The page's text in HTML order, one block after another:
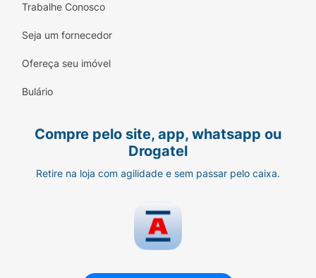
Trabalhe Conosco
Seja um fornecedor
Ofereça seu imóvel
Bulário
Compre pelo site, app, whatsapp ou
Drogatel
Retire na loja com agilidade e sem passar pelo caixa.